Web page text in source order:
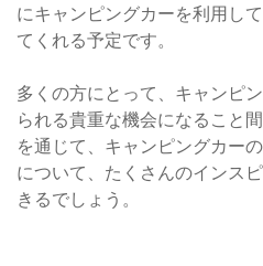
にキャンピングカーを利用し
てくれる予定です。
多くの方にとって、キャンピ
られる貴重な機会になること
を通じて、キャンピングカー
について、たくさんのインス
きるでしょう。